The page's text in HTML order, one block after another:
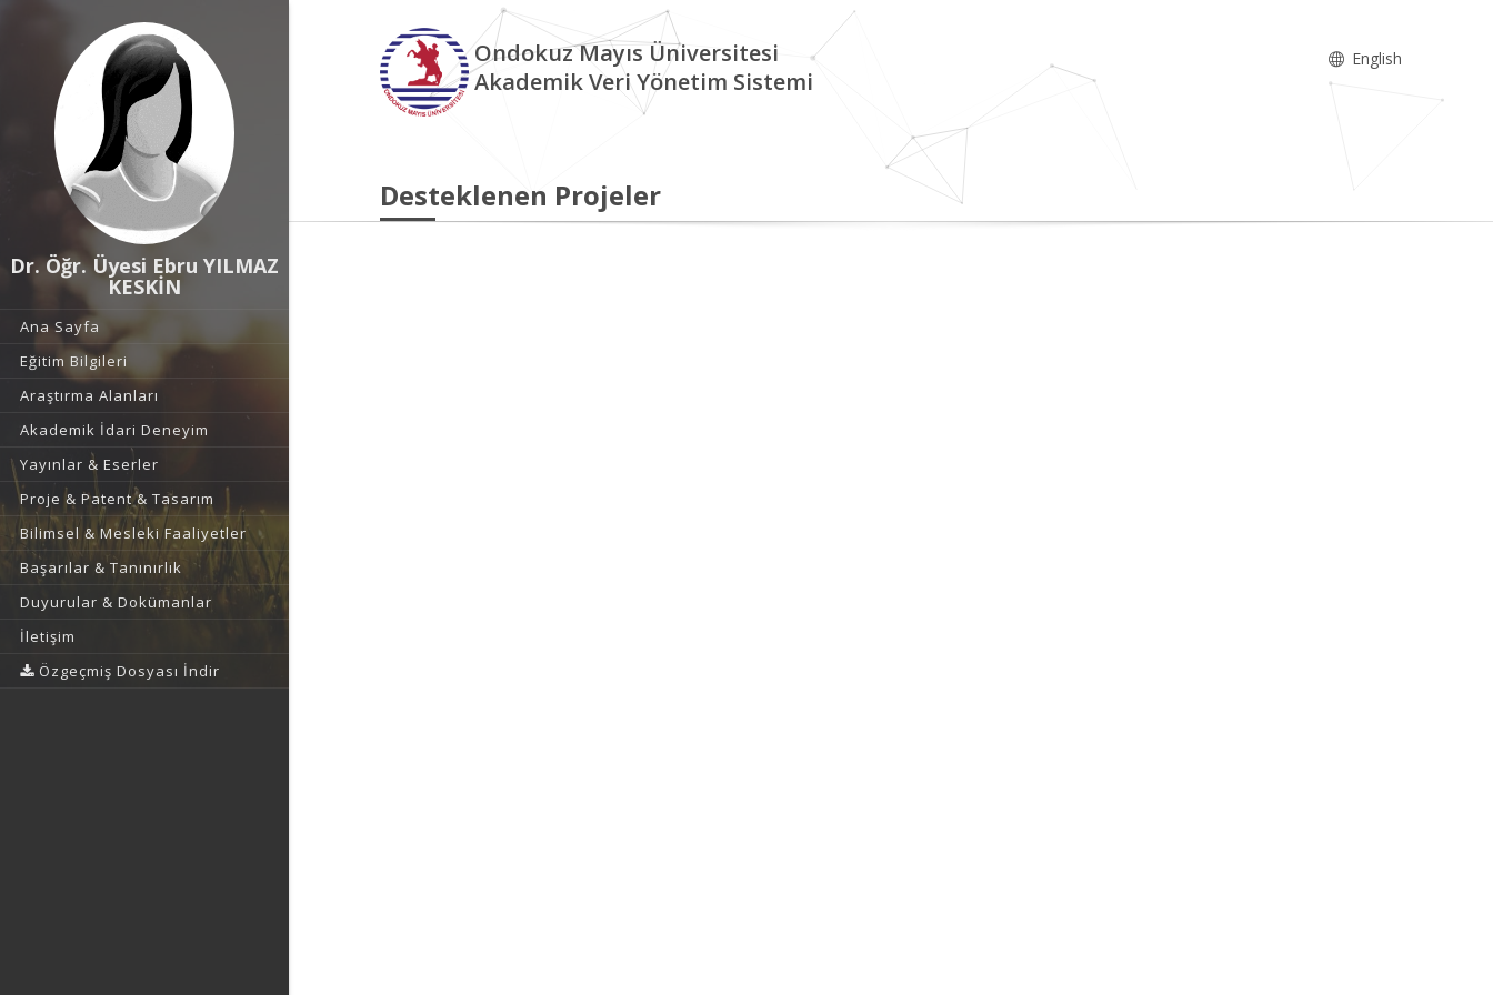
Dr. Öğr. Üyesi Ebru YILMAZ
KESKİN
Ana Sayfa
Eğitim Bilgileri
Araştırma Alanları
Akademik İdari Deneyim
Yayınlar & Eserler
Proje & Patent & Tasarım
Bilimsel & Mesleki Faaliyetler
Başarılar & Tanınırlık
Duyurular & Dokümanlar
İletişim
Özgeçmiş Dosyası İndir
Ondokuz Mayıs Üniversitesi
Akademik Veri Yönetim Sistemi
English
Desteklenen Projeler